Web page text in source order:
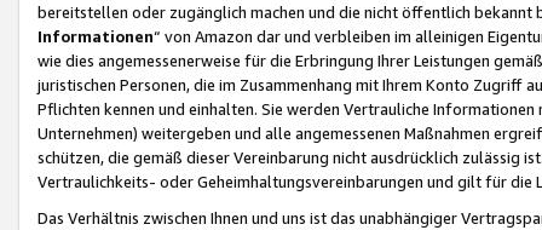
bereitstellen oder zugänglich machen und die nicht öffentlich
Informationen“ von Amazon dar und verbleiben im alleinigen
wie dies angemessenerweise für die Erbringung Ihrer Leistungen
juristischen Personen, die im Zusammenhang mit Ihrem Konto
Pflichten kennen und einhalten. Sie werden Vertrauliche
Unternehmen) weitergeben und alle angemessenen Maßnahmen
schützen, die gemäß dieser Vereinbarung nicht ausdrücklich zulässig
Vertraulichkeits- oder Geheimhaltungsvereinbarungen und gilt für die
Das Verhältnis zwischen Ihnen und uns ist das unabhängiger